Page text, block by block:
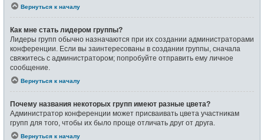
Вернуться к началу
Как мне стать лидером группы?
Лидеры групп обычно назначаются при их создании администраторами
конференции. Если вы заинтересованы в создании группы, сначала
свяжитесь с администратором; попробуйте отправить ему личное
сообщение.
Вернуться к началу
Почему названия некоторых групп имеют разные цвета?
Администратор конференции может присваивать цвета участникам
групп для того, чтобы их было проще отличать друг от друга.
Вернуться к началу